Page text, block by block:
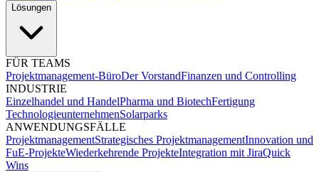
Lösungen
FÜR TEAMS
Projektmanagement-BüroDer VorstandFinanzen und Controlling
INDUSTRIE
Einzelhandel und HandelPharma und BiotechFertigung
TechnologieunternehmenSolarparks
ANWENDUNGSFÄLLE
ProjektmanagementStrategisches ProjektmanagementInnovation und
FuE-ProjekteWiederkehrende ProjekteIntegration mit JiraQuick
Wins